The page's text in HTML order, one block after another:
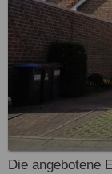
Die angebotene